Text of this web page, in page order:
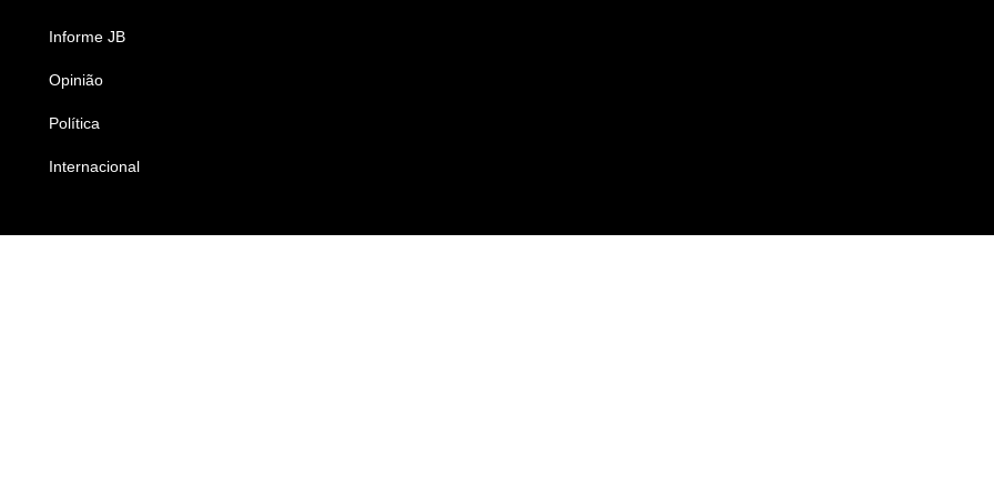
Informe JB
Opinião
Política
Internacional